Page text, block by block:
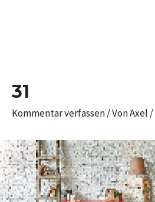
31
Kommentar verfassen/ VonAxel /